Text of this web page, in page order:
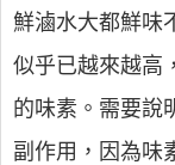
鮮滷水大都鮮味
似乎已越來越高
的味素。需要說
副作用，因為味